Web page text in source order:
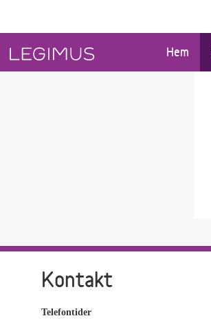
Hem
Kontakt
Telefontider